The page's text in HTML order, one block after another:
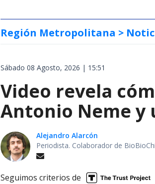
Región Metropolitana >
Sábado 08 Agosto, 2026 | 15:51
Video revela
Antonio Neme y
Alejandro Alarcón
Periodista. Colaborador de
Seguimos criterios de